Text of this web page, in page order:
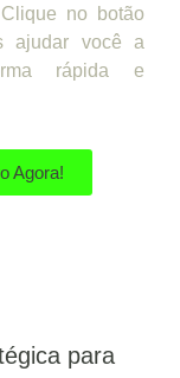
no botão
ajudar você a
rápida e
Agora!
para